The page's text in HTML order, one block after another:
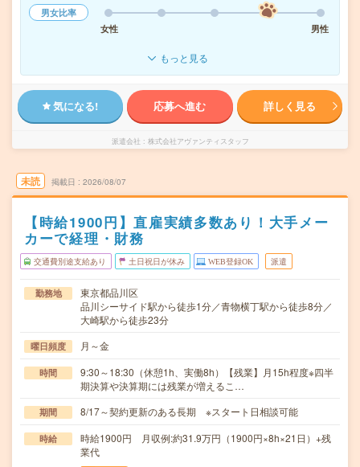
男女比率
女性
男性
もっと見る
気になる! 応募へ進む 詳しく見る
派遣会社 株式会社アヴァンティスタッフ
未読 掲載日 2026/08/07
【時給1900円】直雇実績多数あり！大手メー
カーで経理・財務
交通費別途支給あり 土日祝日が休み WEB登録OK 派遣
勤務地
東京都品川区
品川シーサイド駅から徒歩1分／青物横丁駅から徒歩8分／
大崎駅から徒歩23分
曜日頻度 月～金
時間
9:30～18:30（休憩1h、実働8h）【残業】月15h程度※四半
期決算や決算期には残業が増えるこ…
期間 8/17～契約更新のある長期 ※スタート日相談可能
時給
時給1900円 月収例:約31.9万円（1900円×8h×21日）+残
業代